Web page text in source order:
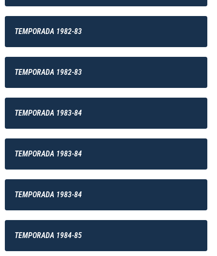
TEMPORADA 1982-83
TEMPORADA 1982-83
TEMPORADA 1983-84
TEMPORADA 1983-84
TEMPORADA 1983-84
TEMPORADA 1984-85